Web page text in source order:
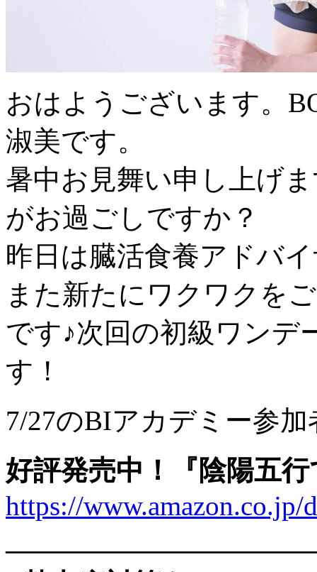
おはようございます。
淑美です。
暑中お見舞い申し上げ
がお過ごしですか？
昨日は臓活食養アドバ
また新たにワクワクを
です♪次回の初級ワンデ
す！
7/27のBIアカデミー参
好評発売中！『陰陽五
https://